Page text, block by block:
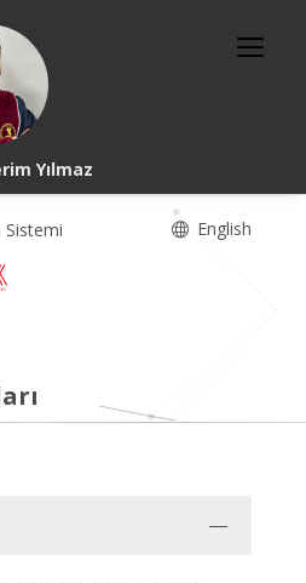
Yılmaz
Sistemi English